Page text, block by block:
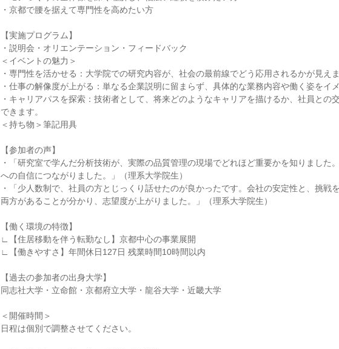
・京都で腰を据えて専門性を高めたい方
【実施プログラム】
・説明会・オリエンテーション・フィードバック
＜イベントの魅力＞
・専門性を活かせる：大学院での研究内容が、社会の最前線でどう応用されるかが見え
・仕事の解像度が上がる：単なる企業説明に留まらず、具体的な業務内容や働く姿をイ
・キャリアパスを探索：技術者として、将来どのようなキャリアを描けるか、社員との
できます。
＜持ち物＞筆記用具
【参加者の声】
・「研究室で学んだ分析技術が、実際の品質管理の現場でどれほど重要かを知りました
への自信につながりました。」（理系大学院生）
・「少人数制で、社員の方とじっくり話せたのが良かったです。会社の安定性と、挑戦
両方があることが分かり、志望度が上がりました。」（理系大学院生）
【働く環境の特徴】
∟【住居移動を伴う転勤なし】京都中心の事業展開
∟【働きやすさ】年間休日127日 残業時間10時間以内
【過去の参加者の出身大学】
同志社大学・立命館・京都府立大学・龍谷大学・近畿大学
＜開催時間＞
日程は個別で調整させてください。